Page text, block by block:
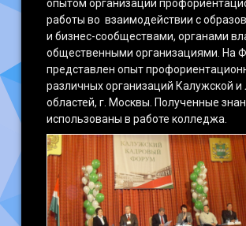
опытом организации
работы во взаимодействии с
и бизнес-сообществами, органами
общественными организациями. На
представлен опыт
различных организаций Калужской и
областей, г. Москвы. Полученные
использованы в работе колледжа.